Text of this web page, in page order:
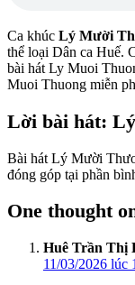
Ca khúc Lý Mười
thể loại Dân ca Huế.
bài hát Ly Muoi
Muoi Thuong miễn
Lời bài hát:
Bài hát Lý Mười
đóng góp tại phần
One thought
Huê Trần Thị
11/03/2026 lúc